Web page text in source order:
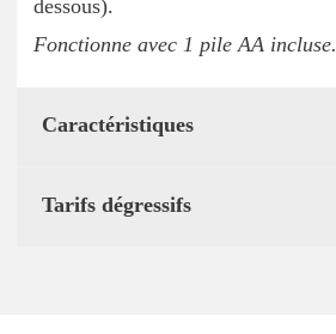
dessous).
Fonctionne avec 1 pile AA incluse.
Caractéristiques
Tarifs dégressifs